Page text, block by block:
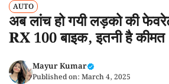
AUTO
अब लांच हो गयी लड़को की
RX 100 बाइक, इतनी है कीमत
Mayur Kumar
Published on: March 4, 2025